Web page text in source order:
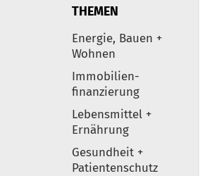
Elemente
THEMEN
Energie, Bauen +
Wohnen
Immobilien-
finanzierung
Lebensmittel +
Ernährung
Gesundheit +
Patientenschutz